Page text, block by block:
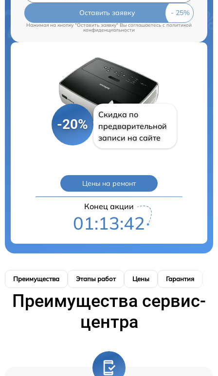
Оставить заявку
Нажимая на кнопку "Оставить заявку" Вы соглашаетесь c политикой
конфиденциальности
-20%
Скидка по
предварительной
записи на сайте
Цены на ремонт
Конец акции
01:13:41
Преимущества Этапы работ Цены Гарантия
Преимущества сервис-
центра